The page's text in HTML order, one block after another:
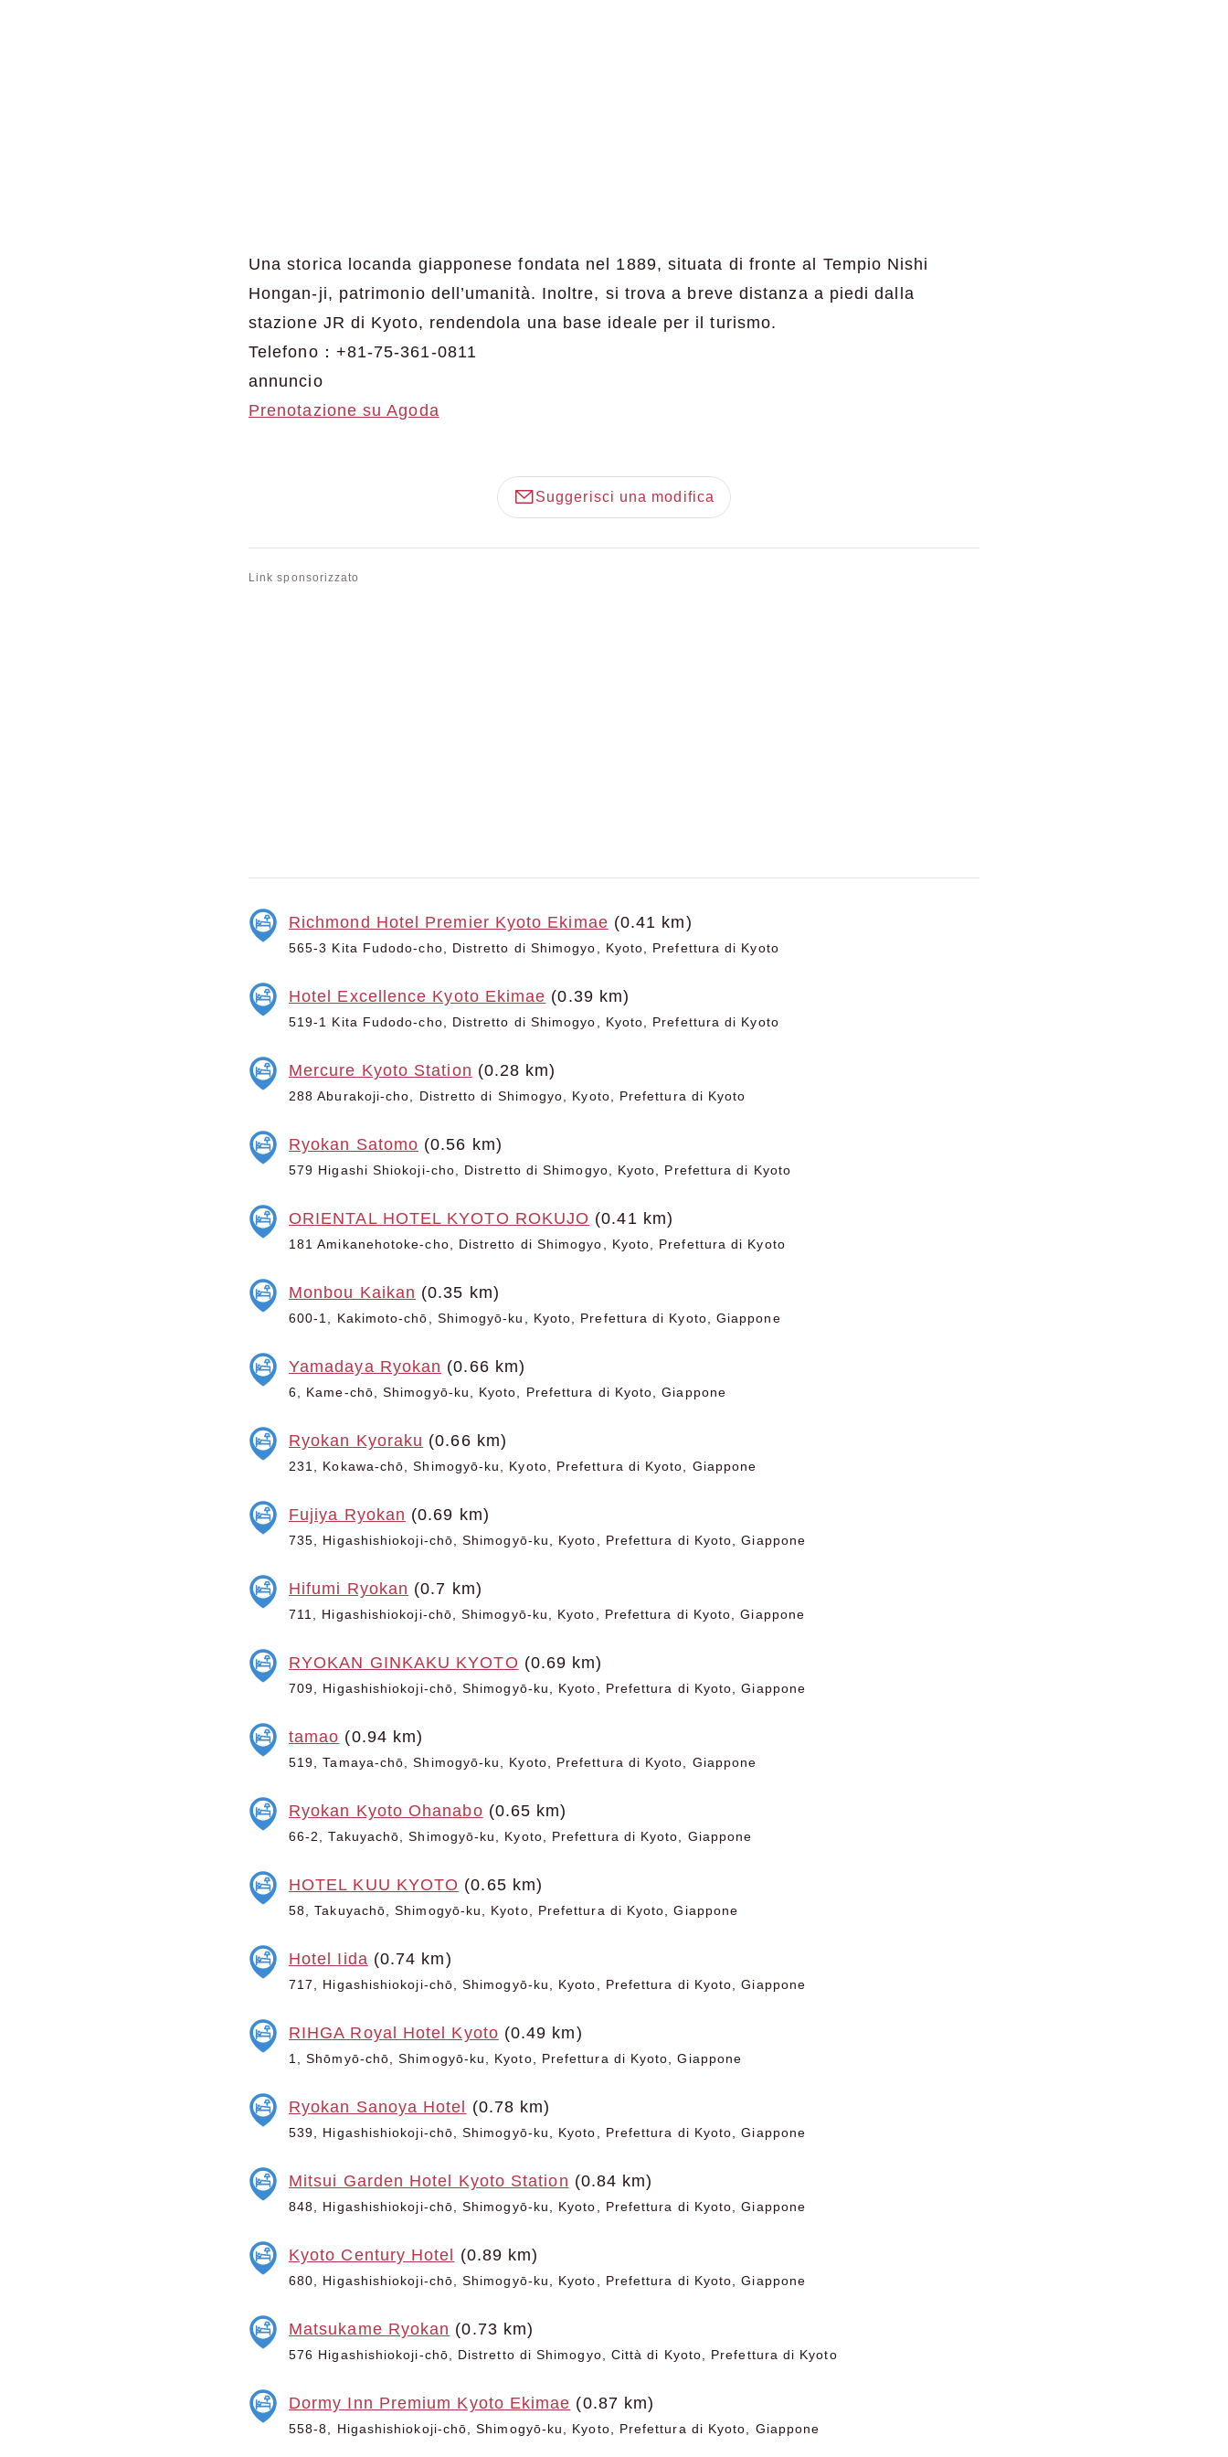
Una storica locanda giapponese fondata nel 1889, situata di fronte al Tempio Nishi
Hongan-ji, patrimonio dell’umanità. Inoltre, si trova a breve distanza a piedi dalla
stazione JR di Kyoto, rendendola una base ideale per il turismo.
Telefono：+81-75-361-0811
annuncio
Prenotazione su Agoda
Suggerisci una modifica
Link sponsorizzato
Richmond Hotel Premier Kyoto Ekimae (0.41 km)
565-3 Kita Fudodo-cho, Distretto di Shimogyo, Kyoto, Prefettura di Kyoto
Hotel Excellence Kyoto Ekimae (0.39 km)
519-1 Kita Fudodo-cho, Distretto di Shimogyo, Kyoto, Prefettura di Kyoto
Mercure Kyoto Station (0.28 km)
288 Aburakoji-cho, Distretto di Shimogyo, Kyoto, Prefettura di Kyoto
Ryokan Satomo (0.56 km)
579 Higashi Shiokoji-cho, Distretto di Shimogyo, Kyoto, Prefettura di Kyoto
ORIENTAL HOTEL KYOTO ROKUJO (0.41 km)
181 Amikanehotoke-cho, Distretto di Shimogyo, Kyoto, Prefettura di Kyoto
Monbou Kaikan (0.35 km)
600-1, Kakimoto-chō, Shimogyō-ku, Kyoto, Prefettura di Kyoto, Giappone
Yamadaya Ryokan (0.66 km)
6, Kame-chō, Shimogyō-ku, Kyoto, Prefettura di Kyoto, Giappone
Ryokan Kyoraku (0.66 km)
231, Kokawa-chō, Shimogyō-ku, Kyoto, Prefettura di Kyoto, Giappone
Fujiya Ryokan (0.69 km)
735, Higashishiokoji-chō, Shimogyō-ku, Kyoto, Prefettura di Kyoto, Giappone
Hifumi Ryokan (0.7 km)
711, Higashishiokoji-chō, Shimogyō-ku, Kyoto, Prefettura di Kyoto, Giappone
RYOKAN GINKAKU KYOTO (0.69 km)
709, Higashishiokoji-chō, Shimogyō-ku, Kyoto, Prefettura di Kyoto, Giappone
tamao (0.94 km)
519, Tamaya-chō, Shimogyō-ku, Kyoto, Prefettura di Kyoto, Giappone
Ryokan Kyoto Ohanabo (0.65 km)
66-2, Takuyachō, Shimogyō-ku, Kyoto, Prefettura di Kyoto, Giappone
HOTEL KUU KYOTO (0.65 km)
58, Takuyachō, Shimogyō-ku, Kyoto, Prefettura di Kyoto, Giappone
Hotel Iida (0.74 km)
717, Higashishiokoji-chō, Shimogyō-ku, Kyoto, Prefettura di Kyoto, Giappone
RIHGA Royal Hotel Kyoto (0.49 km)
1, Shōmyō-chō, Shimogyō-ku, Kyoto, Prefettura di Kyoto, Giappone
Ryokan Sanoya Hotel (0.78 km)
539, Higashishiokoji-chō, Shimogyō-ku, Kyoto, Prefettura di Kyoto, Giappone
Mitsui Garden Hotel Kyoto Station (0.84 km)
848, Higashishiokoji-chō, Shimogyō-ku, Kyoto, Prefettura di Kyoto, Giappone
Kyoto Century Hotel (0.89 km)
680, Higashishiokoji-chō, Shimogyō-ku, Kyoto, Prefettura di Kyoto, Giappone
Matsukame Ryokan (0.73 km)
576 Higashishiokoji-chō, Distretto di Shimogyo, Città di Kyoto, Prefettura di Kyoto
Dormy Inn Premium Kyoto Ekimae (0.87 km)
558-8, Higashishiokoji-chō, Shimogyō-ku, Kyoto, Prefettura di Kyoto, Giappone